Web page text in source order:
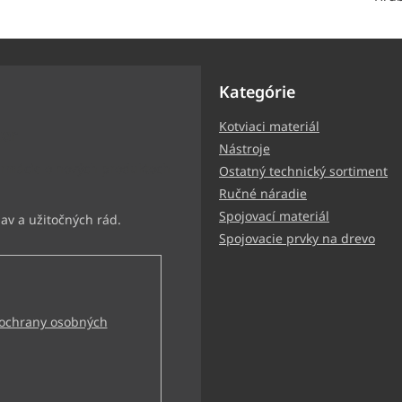
osobných
Kategórie
Kotviaci materiál
Nástroje
Ostatný technický sortiment
Ručné náradie
Spojovací materiál
Spojovacie prvky na drevo